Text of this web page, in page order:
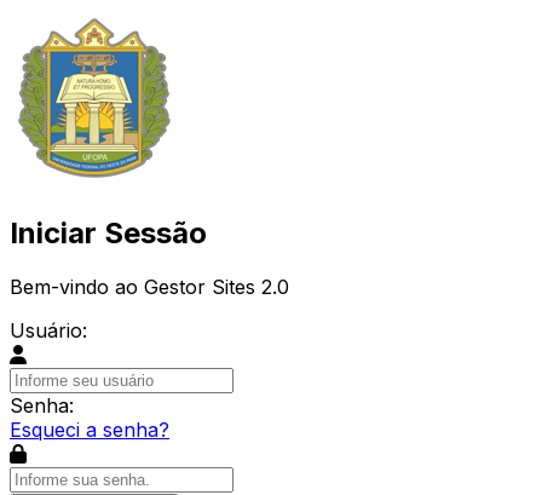
Iniciar Sessão
Bem-vindo ao Gestor Sites 2.0
Usuário:
Senha:
Esqueci a senha?